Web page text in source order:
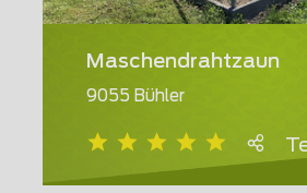
Maschendrahtzaun
9055 Bühler